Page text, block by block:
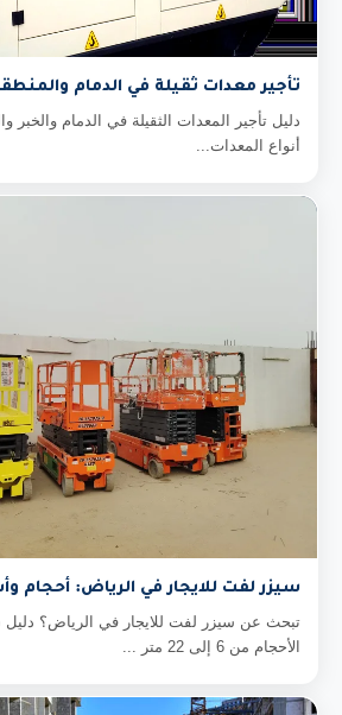
تأجير معدات ثقيلة في الدمام والمنطقة
دليل تأجير المعدات الثقيلة في الدمام والخبر
أنواع المعدات...
سيزر لفت للايجار في الرياض: أحجام
تبحث عن سيزر لفت للايجار في الرياض؟
الأحجام من 6 إلى 22 متر ...